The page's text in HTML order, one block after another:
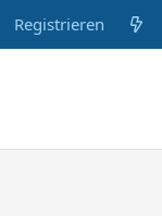
Registrieren